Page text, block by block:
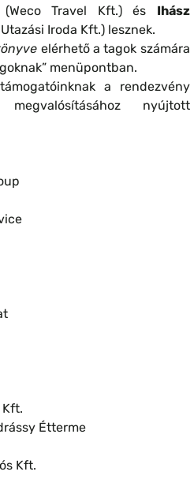
(Weco Travel Kft.) és Ihász
Iroda Kft.) lesznek.
elérhető a tagok számára
menüpontban.
a rendezvény
megvalósításához nyújtott
Kft.
Étterme
Kft.